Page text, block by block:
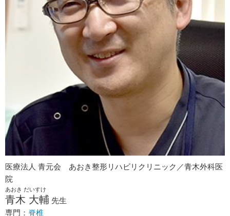
医療法人 青元会 あおき整形リハビリクリニック／青木外科医
院
あおき だいすけ
青木 大輔 先生
専門： 脊椎